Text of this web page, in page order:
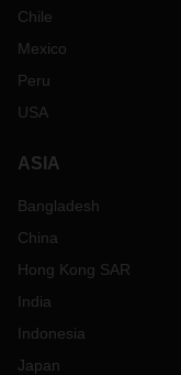
Chile
Mexico
Peru
USA
ASIA
Bangladesh
China
Hong Kong SAR
India
Indonesia
Japan